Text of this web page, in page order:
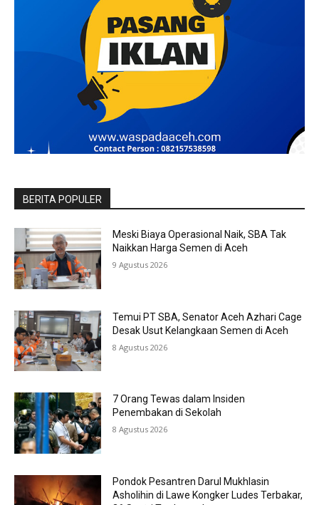
BERITA POPULER
Meski Biaya Operasional Naik, SBA Tak
Naikkan Harga Semen di Aceh
9 Agustus 2026
Temui PT SBA, Senator Aceh Azhari Cage
Desak Usut Kelangkaan Semen di Aceh
8 Agustus 2026
7 Orang Tewas dalam Insiden
Penembakan di Sekolah
8 Agustus 2026
Pondok Pesantren Darul Mukhlasin
Asholihin di Lawe Kongker Ludes Terbakar,